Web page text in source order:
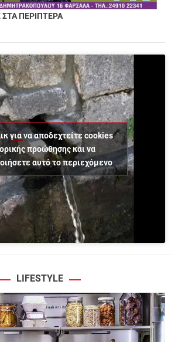
ΠΕΡΙΠΤΕΡΑ
για να αποδεχτείτε cookies
προώθησης και να
αυτό το περιεχόμενο
LIFESTYLE